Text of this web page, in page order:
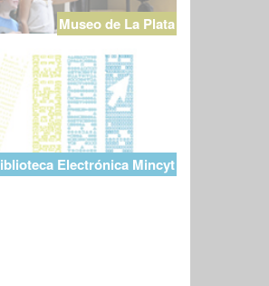
Museo de La Plata
Electrónica Mincyt